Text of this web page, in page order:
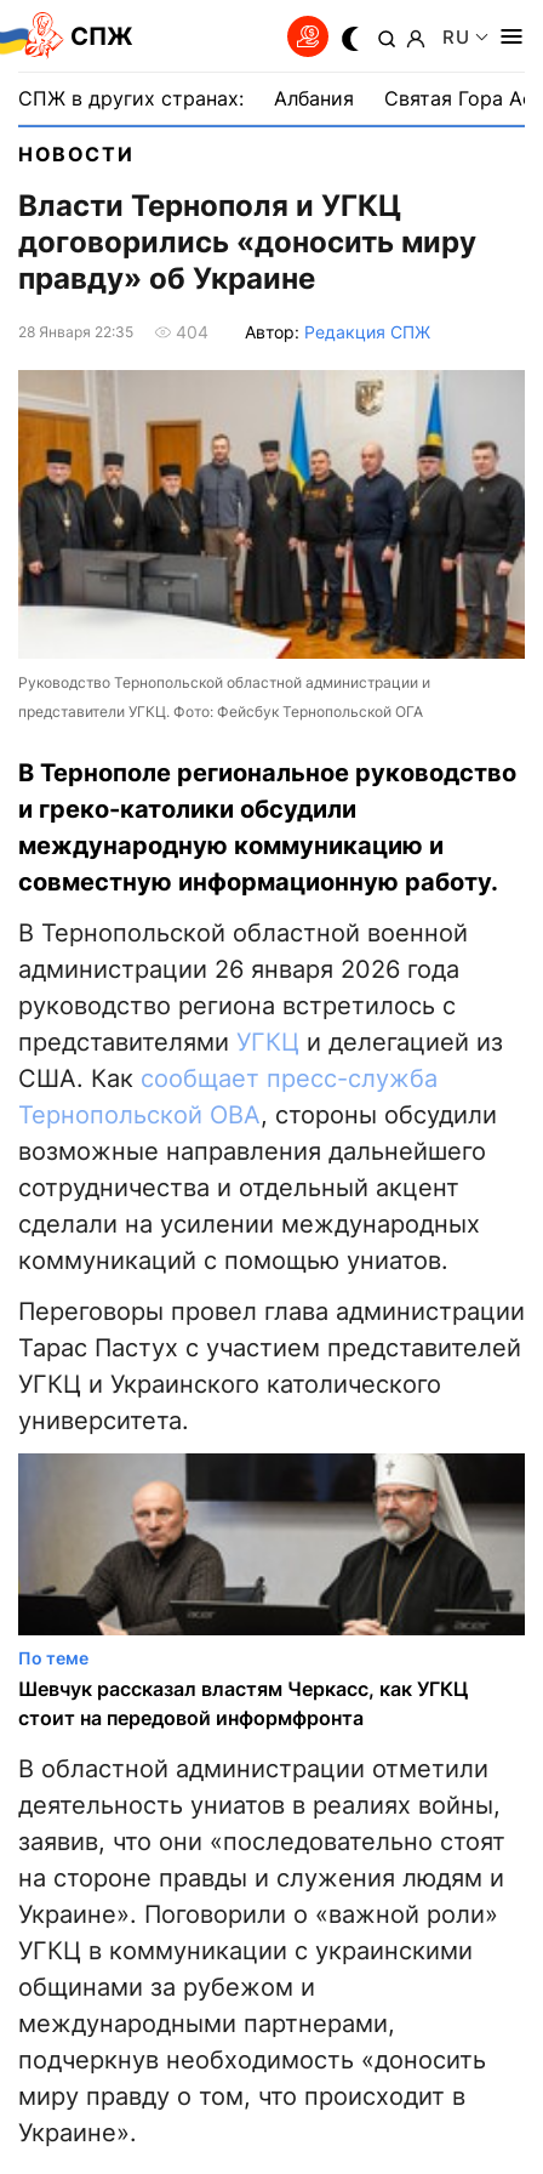
СПЖ RU
СПЖ в других странах: Албания Святая Гора
НОВОСТИ
Власти Тернополя и УГКЦ
договорились «доносить миру
правду» об Украине
28 Января 22:35 404 Автор: Редакция СПЖ
Руководство Тернопольской областной администрации и
представители УГКЦ. Фото: Фейсбук Тернопольской ОГА
В Тернополе региональное руководство
и греко-католики обсудили
международную коммуникацию и
совместную информационную работу.
В Тернопольской областной военной
администрации 26 января 2026 года
руководство региона встретилось с
представителями УГКЦ и делегацией из
США. Как сообщает пресс-служба
Тернопольской ОВА, стороны обсудили
возможные направления дальнейшего
сотрудничества и отдельный акцент
сделали на усилении международных
коммуникаций с помощью униатов.
Переговоры провел глава администрации
Тарас Пастух с участием представителей
УГКЦ и Украинского католического
университета.
По теме
Шевчук рассказал властям Черкасс, как УГКЦ
стоит на передовой информфронта
В областной администрации отметили
деятельность униатов в реалиях войны,
заявив, что они «последовательно стоят
на стороне правды и служения людям и
Украине». Поговорили о «важной роли»
УГКЦ в коммуникации с украинскими
общинами за рубежом и
международными партнерами,
подчеркнув необходимость «доносить
миру правду о том, что происходит в
Украине».